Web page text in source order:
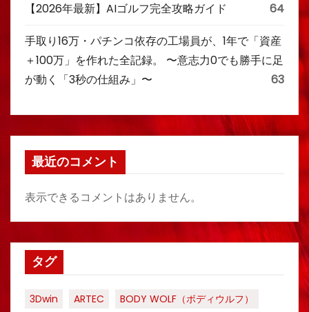
【2026年最新】AIゴルフ完全攻略ガイド 64
手取り16万・パチンコ依存の工場員が、1年で「資産
＋100万」を作れた全記録。 〜意志力0でも勝手に足
が動く「3秒の仕組み」〜
63
最近のコメント
表示できるコメントはありません。
タグ
3Dwin ARTEC BODY WOLF（ボディウルフ）